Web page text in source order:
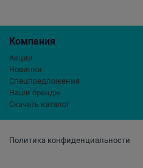
Политика конфиденциальности
Компания
Акции
Новинки
Спецпредложения
Наши бренды
Скачать каталог